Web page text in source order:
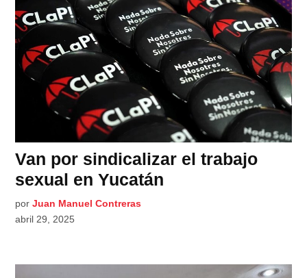
Van por sindicalizar el trabajo
sexual en Yucatán
por Juan Manuel Contreras
abril 29, 2025